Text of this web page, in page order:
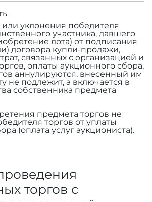
или уклонения победителя
участника, давшего
лота) от подписания
договора купли-продажи,
связанных с организацией и
оплаты аукционного сбора,
аннулируются, внесенный им
не подлежит, а включается в
собственника предмета
предмета торгов не
торгов от уплаты
(оплата услуг аукциониста).
торгов с